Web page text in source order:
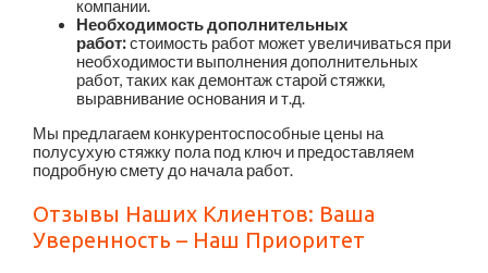
компании.
Необходимость дополнительных
работ:стоимость работ может увеличиваться при
необходимости выполнения дополнительных
работ, таких как демонтаж старой стяжки,
выравнивание основания и т.д.
Мы предлагаем конкурентоспособные цены на
полусухую стяжку пола под ключ и предоставляем
подробную смету до начала работ.
Отзывы Наших Клиентов: Ваша
Уверенность – Наш Приоритет